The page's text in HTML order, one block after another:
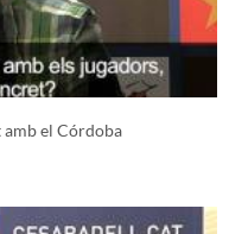
amb el Córdoba